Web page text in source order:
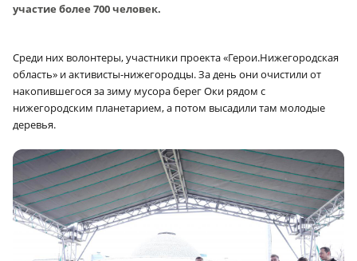
участие более 700 человек.
Среди них волонтеры, участники проекта «Герои.Нижегородская
область» и активисты-нижегородцы. За день они очистили от
накопившегося за зиму мусора берег Оки рядом с
нижегородским планетарием, а потом высадили там молодые
деревья.